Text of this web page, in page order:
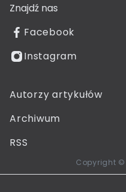
Znajdź nas
Facebook
Instagram
Autorzy artykułów
Archiwum
RSS
Copyright ©